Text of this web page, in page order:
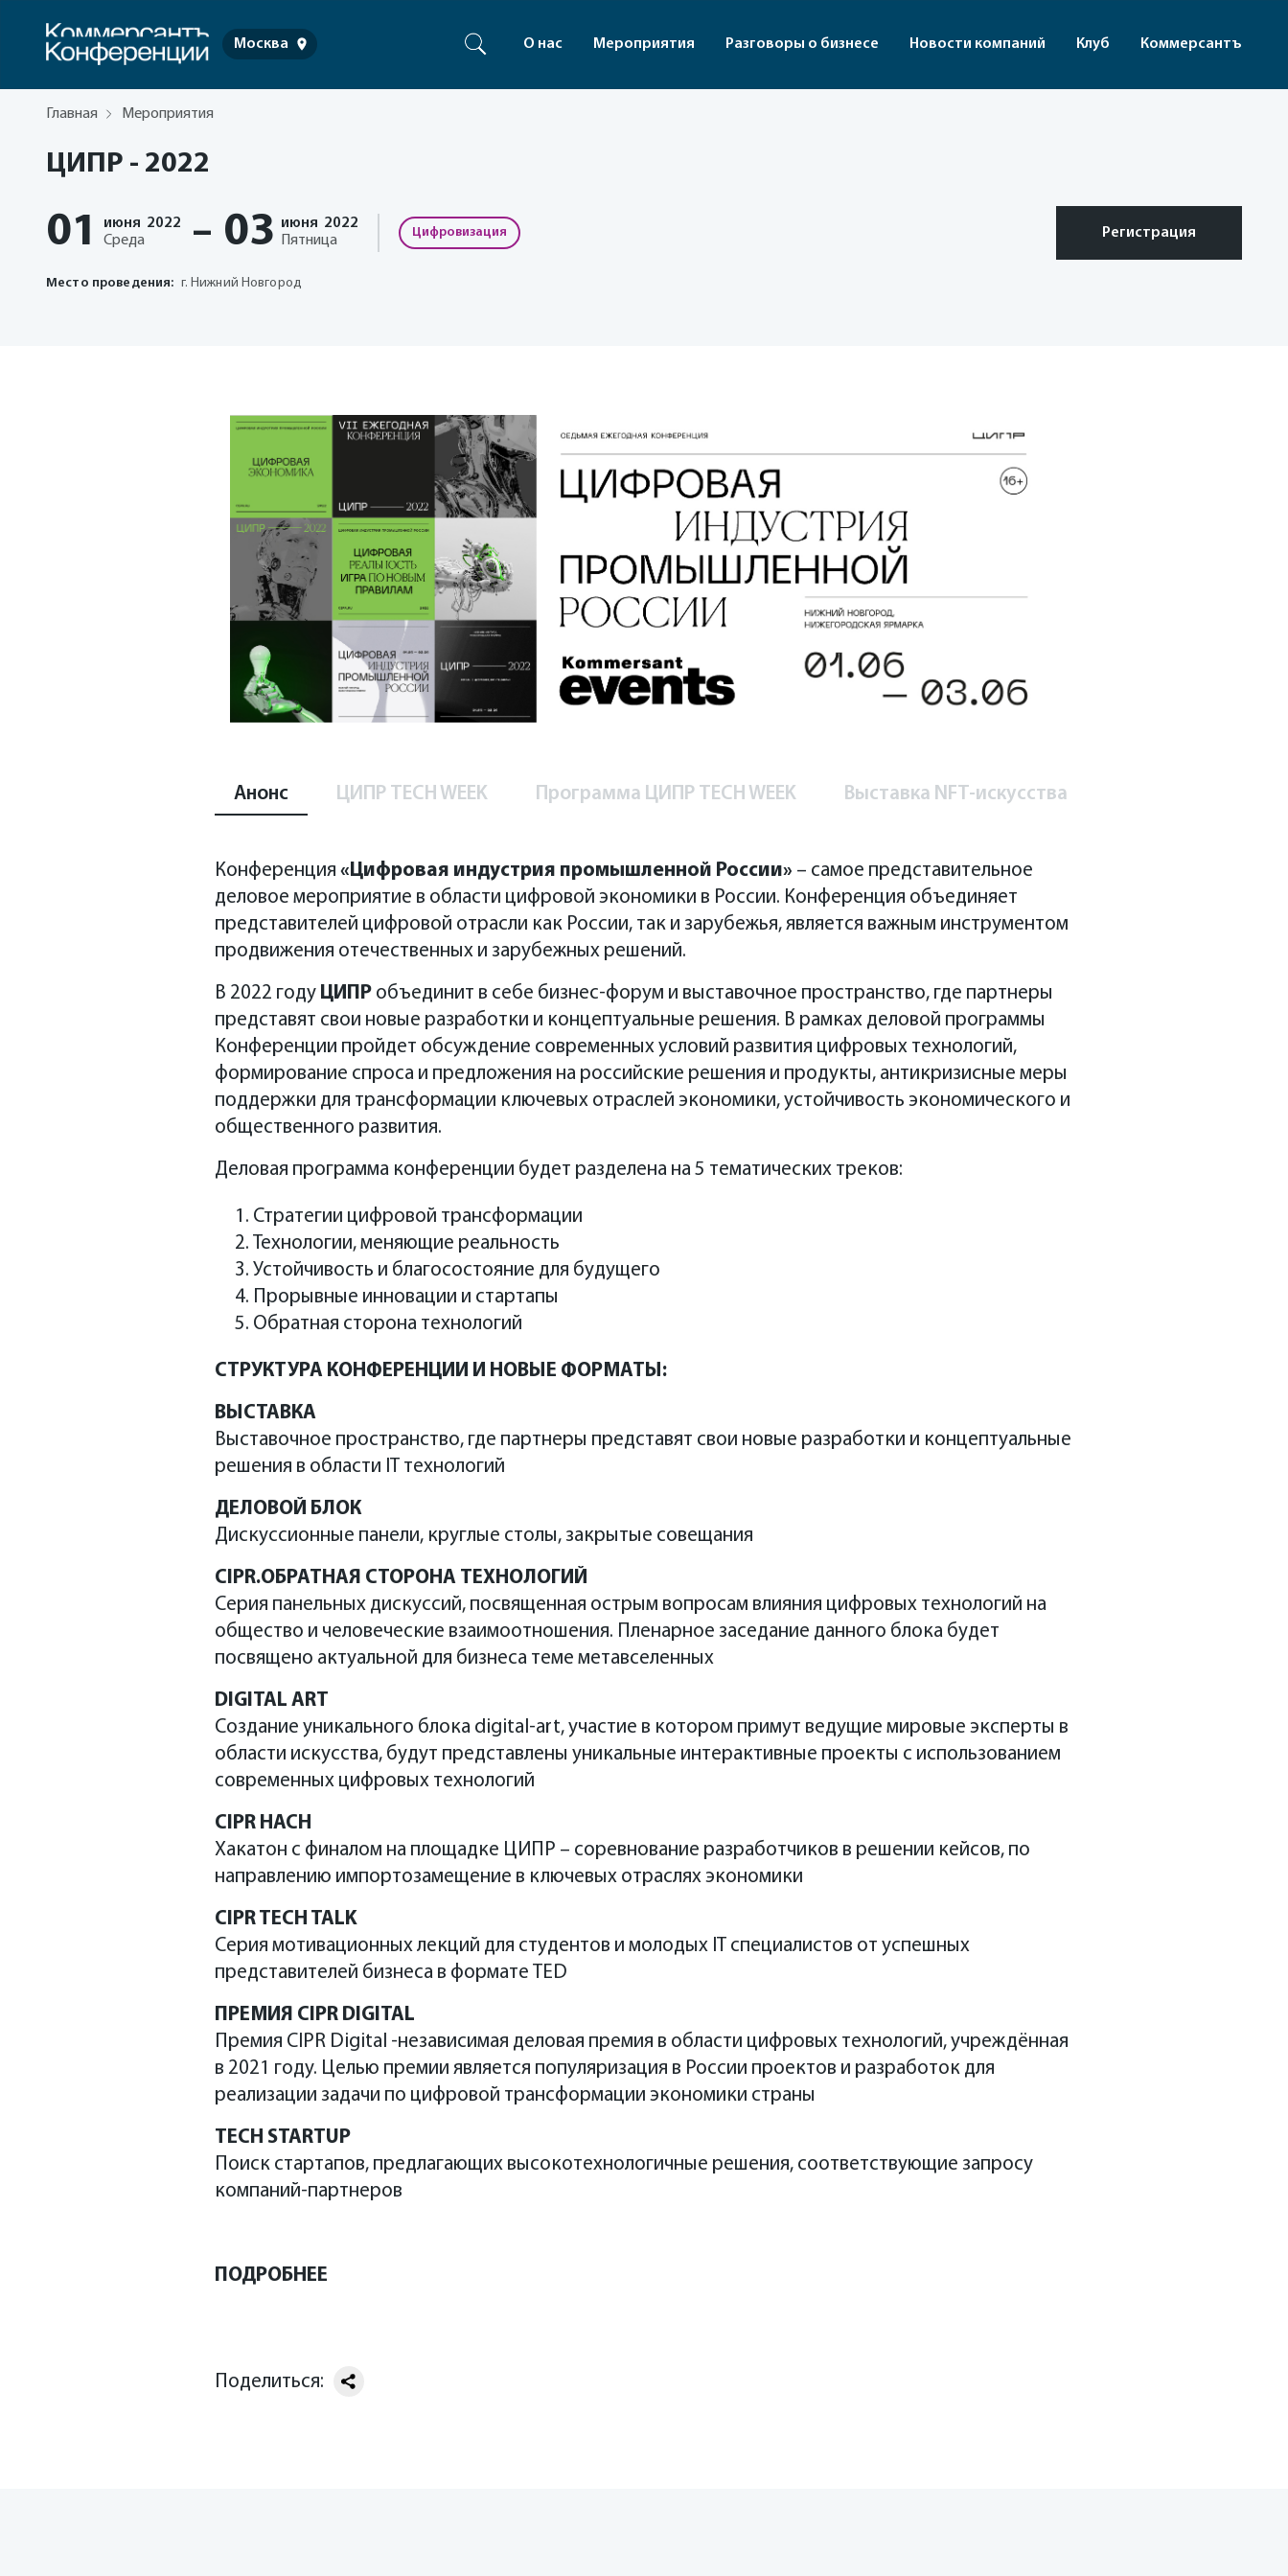
Москва О нас Мероприятия Разговоры о бизнесе Новости компаний Клуб Коммерсантъ
Главная Мероприятия
ЦИПР - 2022
01 июня 2022
Среда
– 03 июня 2022
Пятница
Цифровизация Регистрация
Место проведения: г. Нижний Новгород
Анонс ЦИПР TECH WEEK Программа ЦИПР TECH WEEK Выставка NFT-искусства
Конференция «Цифровая индустрия промышленной России» – самое представительное
деловое мероприятие в области цифровой экономики в России. Конференция объединяет
представителей цифровой отрасли как России, так и зарубежья, является важным инструментом
продвижения отечественных и зарубежных решений.
В 2022 году ЦИПР объединит в себе бизнес-форум и выставочное пространство, где партнеры
представят свои новые разработки и концептуальные решения. В рамках деловой программы
Конференции пройдет обсуждение современных условий развития цифровых технологий,
формирование спроса и предложения на российские решения и продукты, антикризисные меры
поддержки для трансформации ключевых отраслей экономики, устойчивость экономического и
общественного развития.
Деловая программа конференции будет разделена на 5 тематических треков:
Стратегии цифровой трансформации
Технологии, меняющие реальность
Устойчивость и благосостояние для будущего
Прорывные инновации и стартапы
Обратная сторона технологий
СТРУКТУРА КОНФЕРЕНЦИИ И НОВЫЕ ФОРМАТЫ:
ВЫСТАВКА
Выставочное пространство, где партнеры представят свои новые разработки и концептуальные
решения в области IT технологий
ДЕЛОВОЙ БЛОК
Дискуссионные панели, круглые столы, закрытые совещания
CIPR.ОБРАТНАЯ СТОРОНА ТЕХНОЛОГИЙ
Серия панельных дискуссий, посвященная острым вопросам влияния цифровых технологий на
общество и человеческие взаимоотношения. Пленарное заседание данного блока будет
посвящено актуальной для бизнеса теме метавселенных
DIGITAL ART
Создание уникального блока digital-art, участие в котором примут ведущие мировые эксперты в
области искусства, будут представлены уникальные интерактивные проекты с использованием
современных цифровых технологий
CIPR HACH
Хакатон с финалом на площадке ЦИПР – соревнование разработчиков в решении кейсов, по
направлению импортозамещение в ключевых отраслях экономики
CIPR TECH TALK
Серия мотивационных лекций для студентов и молодых IT специалистов от успешных
представителей бизнеса в формате TED
ПРЕМИЯ CIPR DIGITAL
Премия CIPR Digital -независимая деловая премия в области цифровых технологий, учреждённая
в 2021 году. Целью премии является популяризация в России проектов и разработок для
реализации задачи по цифровой трансформации экономики страны
TECH STARTUP
Поиск стартапов, предлагающих высокотехнологичные решения, соответствующие запросу
компаний-партнеров
ПОДРОБНЕЕ
Неделя технологий: ЦИПР-2022 объединит серию мероприятий в формате фестиваля
Конференция ЦИПР-2022 пройдет в формате недельного технологического фестиваля
ЦИПР
с 30 мая по 5 июня в Нижнем Новгороде. Участников ждут лекции,
паблик-токи,
стартапов, турнир по киберспорту, гастрономические и
музыкальные мероприятия, фестиваль уличного искусства. Ключевым событием ЦИПР
TechWeekстанет конференция «Цифровая индустрия промышленной России», которая
состоится 1-3 июня в конгрессно -выставочном центре «Нижегородская Ярмарка».
TechTalk
CIPRStudent
TechStartup
Глеб Никитин.
Ольга
CIPR+Нижний
Поделиться: